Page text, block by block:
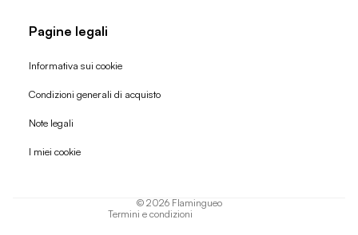
Pagine legali
Informativa sui cookie
Condizioni generali di acquisto
Note legali
I miei cookie
© 2026 Flamingueo
Termini e condizioni
Politica di rimborso